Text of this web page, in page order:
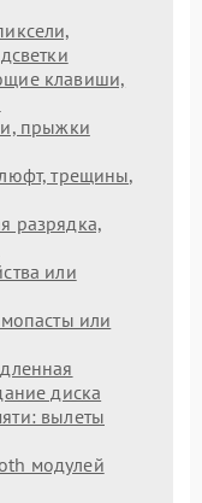
клавиши,
прыжки
трещины,
разрядка,
или
или
диска
вылеты
модулей